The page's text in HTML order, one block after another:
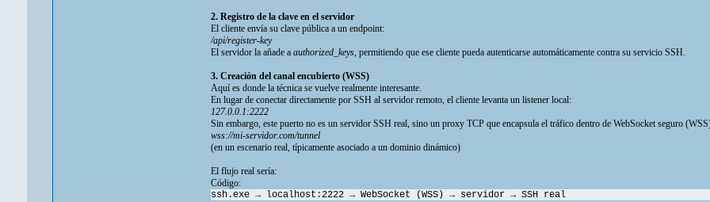
2. Registro de la clave en el servidor
El cliente envía su clave pública a un endpoint:
/api/register-key
El servidor la añade aauthorized_keys, permitiendo que ese cliente pueda autenticarse automáticamente contra su servicio SSH.
3. Creación del canal encubierto (WSS)
Aquí es donde la técnica se vuelve realmente interesante.
En lugar de conectar directamente por SSH al servidor remoto, el cliente levanta un listener local:
127.0.0.1:2222
Sin embargo, este puerto no es un servidor SSH real, sino un proxy TCP que encapsula el tráfico dentro de WebSocket seguro
wss://mi-servidor.com/tunnel
(en un escenario real, típicamente asociado a un dominio dinámico)
El flujo real sería:
Código:
ssh.exe → localhost:2222 → WebSocket (WSS) → servidor → SSH real